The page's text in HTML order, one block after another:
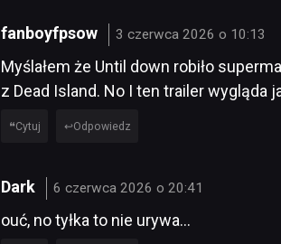
fanboyfpsow 3 czerwca 2026 o 10:13
Myślałem że Until down robiło
z Dead Island. No I ten trailer wygląda
Cytuj Odpowiedz
Dark 6 czerwca 2026 o 20:41
ouć, no tyłka to nie urywa…